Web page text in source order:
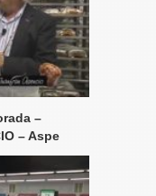
–
– Aspe